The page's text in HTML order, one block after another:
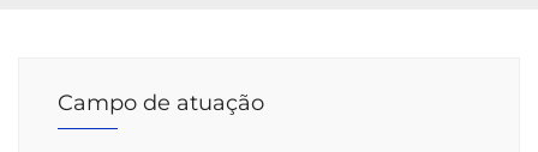
Campo de atuação